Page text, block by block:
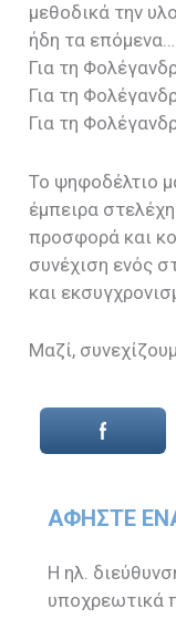
μεθοδικά την
ήδη τα επόμενα…
Για τη
Για τη
Για τη
Το ψηφοδέλτιο
έμπειρα
προσφορά και
συνέχιση ενός
και
Μαζί,
ΑΦΉΣΤΕ
Η ηλ.
υποχρεωτικά